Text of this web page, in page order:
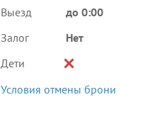
Выезд
до 0:00
Залог
Нет
Дети
Условия отмены брони